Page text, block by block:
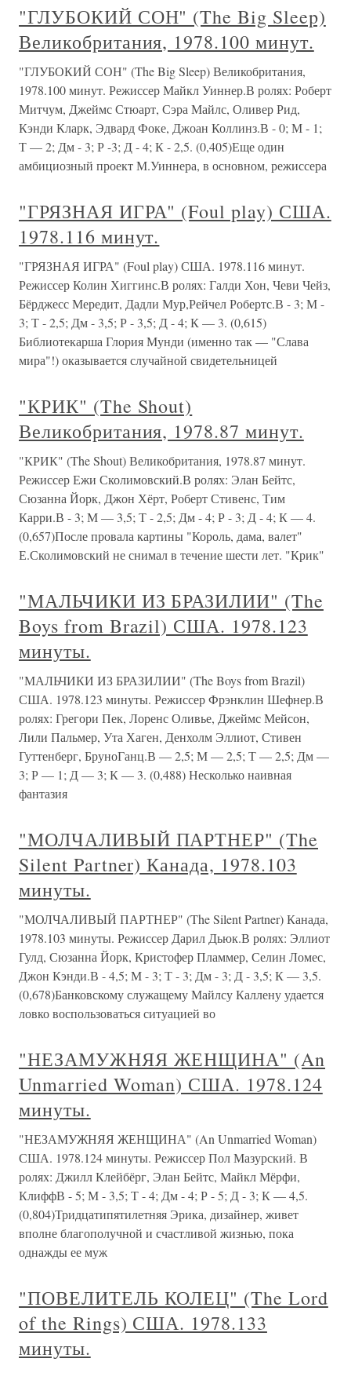
"ГЛУБОКИЙ СОН" (The Big Sleep)
Великобритания, 1978.100 минут.
"ГЛУБОКИЙ СОН" (The Big Sleep) Великобритания,
1978.100 минут. Режиссер Майкл Уиннер.В ролях: Роберт
Митчум, Джеймс Стюарт, Сэра Майлс, Оливер Рид,
Кэнди Кларк, Эдвард Фоке, Джоан Коллинз.В - 0; М - 1;
Т — 2; Дм - 3; Р -3; Д - 4; К - 2,5. (0,405)Еще один
амбициозный проект М.Уиннера, в основном, режиссера
"ГРЯЗНАЯ ИГРА" (Foul play) США.
1978.116 минут.
"ГРЯЗНАЯ ИГРА" (Foul play) США. 1978.116 минут.
Режиссер Колин Хиггинс.В ролях: Галди Хон, Чеви Чейз,
Бёрджесс Мередит, Дадли Мур,Рейчел Робертс.В - 3; М -
3; Т - 2,5; Дм - 3,5; Р - 3,5; Д - 4; К — 3. (0,615)
Библиотекарша Глория Мунди (именно так — "Слава
мира"!) оказывается случайной свидетельницей
"КРИК" (The Shout)
Великобритания, 1978.87 минут.
"КРИК" (The Shout) Великобритания, 1978.87 минут.
Режиссер Ежи Сколимовский.В ролях: Элан Бейтс,
Сюзанна Йорк, Джон Хёрт, Роберт Стивенс, Тим
Карри.В - 3; М — 3,5; Т - 2,5; Дм - 4; Р - 3; Д - 4; К — 4.
(0,657)После провала картины "Король, дама, валет"
Е.Сколимовский не снимал в течение шести лет. "Крик"
"МАЛЬЧИКИ ИЗ БРАЗИЛИИ" (The
Boys from Brazil) США. 1978.123
минуты.
"МАЛЬЧИКИ ИЗ БРАЗИЛИИ" (The Boys from Brazil)
США. 1978.123 минуты. Режиссер Фрэнклин Шефнер.В
ролях: Грегори Пек, Лоренс Оливье, Джеймс Мейсон,
Лили Пальмер, Ута Хаген, Денхолм Эллиот, Стивен
Гуттенберг, БруноГанц.В — 2,5; М — 2,5; Т — 2,5; Дм —
3; Р — 1; Д — 3; К — 3. (0,488) Несколько наивная
фантазия
"МОЛЧАЛИВЫЙ ПАРТНЕР" (The
Silent Partner) Канада, 1978.103
минуты.
"МОЛЧАЛИВЫЙ ПАРТНЕР" (The Silent Partner) Канада,
1978.103 минуты. Режиссер Дарил Дьюк.В ролях: Эллиот
Гулд, Сюзанна Йорк, Кристофер Пламмер, Селин Ломес,
Джон Кэнди.В - 4,5; М - 3; Т - 3; Дм - 3; Д - 3,5; К — 3,5.
(0,678)Банковскому служащему Майлсу Каллену удается
ловко воспользоваться ситуацией во
"НЕЗАМУЖНЯЯ ЖЕНЩИНА" (An
Unmarried Woman) США. 1978.124
минуты.
"НЕЗАМУЖНЯЯ ЖЕНЩИНА" (An Unmarried Woman)
США. 1978.124 минуты. Режиссер Пол Мазурский. В
ролях: Джилл Клейбёрг, Элан Бейтс, Майкл Мёрфи,
КлиффВ - 5; М - 3,5; Т - 4; Дм - 4; Р - 5; Д - 3; К — 4,5.
(0,804)Тридцатипятилетняя Эрика, дизайнер, живет
вполне благополучной и счастливой жизнью, пока
однажды ее муж
"ПОВЕЛИТЕЛЬ КОЛЕЦ" (The Lord
of the Rings) США. 1978.133
минуты.